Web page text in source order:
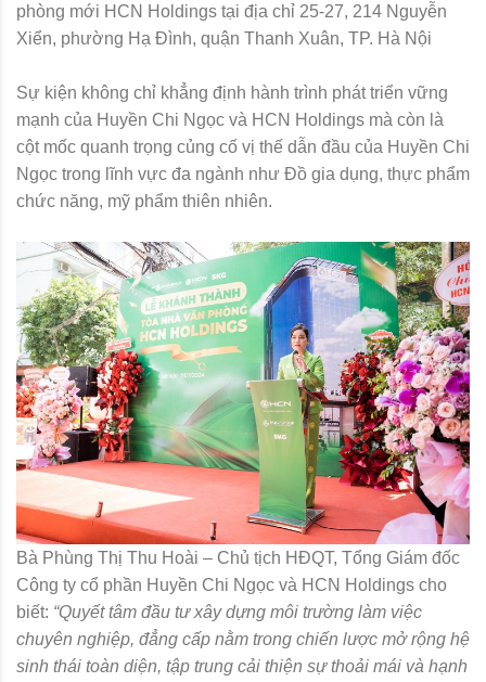
phòng mới HCN Holdings tại địa chỉ 25-27, 214 Nguyễn
Xiển, phường Hạ Đình, quận Thanh Xuân, TP. Hà Nội
Sự kiện không chỉ khẳng định hành trình phát triển vững
mạnh của Huyền Chi Ngọc và HCN Holdings mà còn là
cột mốc quanh trọng củng cố vị thế dẫn đầu của Huyền Chi
Ngọc trong lĩnh vực đa ngành như Đồ gia dụng, thực phẩm
chức năng, mỹ phẩm thiên nhiên.
Bà Phùng Thị Thu Hoài – Chủ tịch HĐQT, Tổng Giám đốc
Công ty cổ phần Huyền Chi Ngọc và HCN Holdings cho
biết: “Quyết tâm đầu tư xây dựng môi trường làm việc
chuyên nghiệp, đẳng cấp nằm trong chiến lược mở rộng hệ
sinh thái toàn diện, tập trung cải thiện sự thoải mái và hạnh